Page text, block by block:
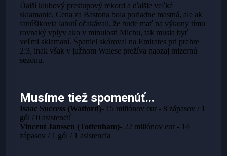
Ďalší klubový prestupový rekord a ďalšie veľké
sklamanie. Cena za Bastona bola poriadne mastná, ale ak
fanúšikovia labutí očakávali, že bude mať na výkony tímu
rovnaký vplyv ako v minulosti Michu, tak musia byť
veľmi sklamaní. Španiel skóroval na Emirates pri prehre
2:3, inak však v južnom Walese prežíva naozaj mizernú
sezónu.
Musíme tiež spomenúť...
Isaac Success (Watford)- 15 miliónov eur - 8 zápasov / 1
gól / 0 asistencií
Vincent Janssen (Tottenham)- 22 miliónov eur - 14
zápasov / 1 gól / 1 asistencia